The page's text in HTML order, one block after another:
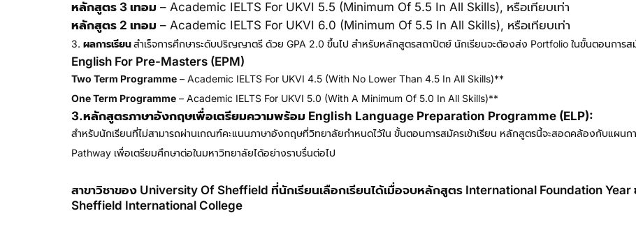
หลักสูตร 3 เทอม – Academic IELTS For UKVI 5.5 (minimum Of 5.5 In All Skills), หรือเทียบเท่า
หลักสูตร 2 เทอม – Academic IELTS For UKVI 6.0 (minimum Of 5.5 In All Skills), หรือเทียบเท่า
3. ผลการเรียนสำเร็จการศึกษาระดับปริญญาตรี ด้วย GPA 2.0 ขึ้นไป สำหรับหลักสูตรสถาปัตย์ นักเรียนจะต้องส่ง Portfolio ในขั้นตอนการส
English For Pre-Masters (EPM)
Two Term Programme – Academic IELTS For UKVI 4.5 (with No Lower Than 4.5 In All Skills)**
One Term Programme – Academic IELTS For UKVI 5.0 (with A Minimum Of 5.0 In All Skills)**
3.หลักสูตรภาษาอังกฤษเพื่อเตรียมความพร้อม English Language Preparation Programme (ELP):
สำหรับนักเรียนที่ไม่สามารถผ่านเกณฑ์คะแนนภาษาอังกฤษที่วิทยาลัยกำหนดไว้ใน ขั้นตอนการสมัครเข้าเรียน หลักสูตรนี้จะสอดคล้องกับแผนก
Pathway เพื่อเตรียมศึกษาต่อในมหาวิทยาลัยได้อย่างราบรื่นต่อไป
สาขาวิชาของ University Of Sheffield ที่นักเรียนเลือกเรียนได้เมื่อจบหลักสูตร International Foundation Year
Sheffield International College